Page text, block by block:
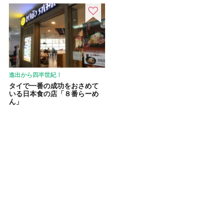
進出から四半世紀！
タイで一番の成功をおさめて
いる日本食の店「８番らーめ
ん」